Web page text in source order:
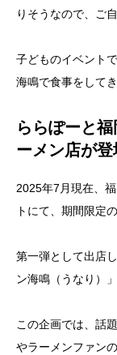
りそうなので、ご
子どものイベント
海鳴で食事をして
ららぽーと
ーメン店が登
2025年7月現在、
トにて、期間限定
第一弾として出店
ン海鳴（うなり）」
この企画では、話
やラーメンファン